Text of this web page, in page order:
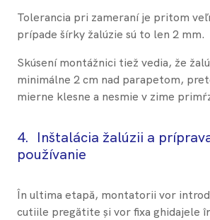
Tolerancia pri zameraní je pritom
prípade šírky žalúzie sú to len 2 mm.
Skúsení montážnici tiež vedia, že
minimálne 2 cm nad parapetom,
mierne klesne a nesmie v zime
4. Inštalácia žalúzii a
používanie
În ultima etapă, montatorii vor
cutiile pregătite și vor fixa ghidajele